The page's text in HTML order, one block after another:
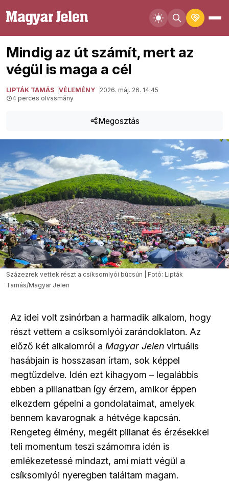
Mindig az út számít, mert az
végül is maga a cél
LIPTÁK TAMÁS VÉLEMÉNY
2026. máj. 26. 14:45
4 perces olvasmány
Megosztás
Százezrek vettek részt a csíksomlyói búcsún | Fotó: Lipták
Tamás/Magyar Jelen
Az idei volt zsinórban a harmadik alkalom, hogy
részt vettem a csíksomlyói zarándoklaton. Az
előző két alkalomról a Magyar Jelen virtuális
hasábjain is hosszasan írtam, sok képpel
megtűzdelve. Idén ezt kihagyom – legalábbis
ebben a pillanatban így érzem, amikor éppen
elkezdem gépelni a gondolataimat, amelyek
bennem kavarognak a hétvége kapcsán.
Rengeteg élmény, megélt pillanat és érzésekkel
teli momentum teszi számomra idén is
emlékezetessé mindazt, ami miatt végül a
csíksomlyói nyeregben találtam magam.